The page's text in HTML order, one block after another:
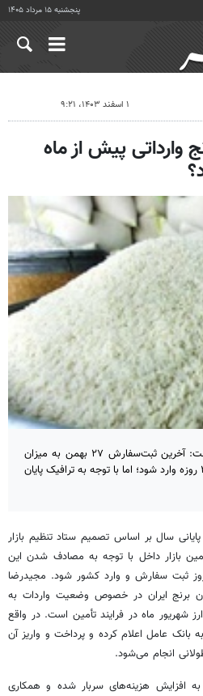
پنجشنبه ۱۵ مرداد ۱۴۰۵
۱ اسفند ۱۴۰۳، ۹:۲۱
وارداتی پیش از ماه
دبیر انجمن واردکنندگان برنج گفت: آخرین ثبت‌سفارش ۲۷ بهمن به میزان
۱۷۰ هزار تن بود که اعلام شد ۴۵ روزه وارد شود؛ اما با توجه به ترافیک پایان
پایانی سال بر اساس تصمیم ستاد تنظیم بازار
برای تأمین بازار داخل با توجه به مصادف شدن این
ثبت سفارش و وارد کشور شود. مجیدرضا
برنج ایران در خصوص وضعیت واردات به
ماه در فرایند تأمین است. در واقع
بانک عامل اعلام کرده و پرداخت و واریز آن
انجام می‌شود.
افزایش هزینه‌های سربار شده و همکاری